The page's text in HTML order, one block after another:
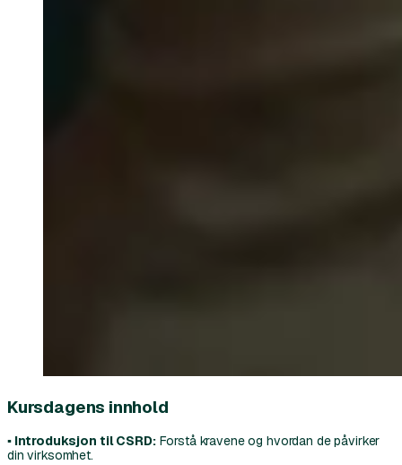
Kursdagens innhold
▪ Introduksjon til CSRD:Forstå kravene og hvordan de påvirker
din virksomhet.